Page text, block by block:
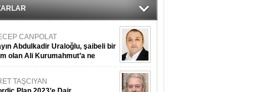
CANPOLAT
Abdulkadir Uraloğlu, şaibeli bir
olan Ali Kurumahmut’a ne
TAŞCIYAN
Plan 2023’e Dair